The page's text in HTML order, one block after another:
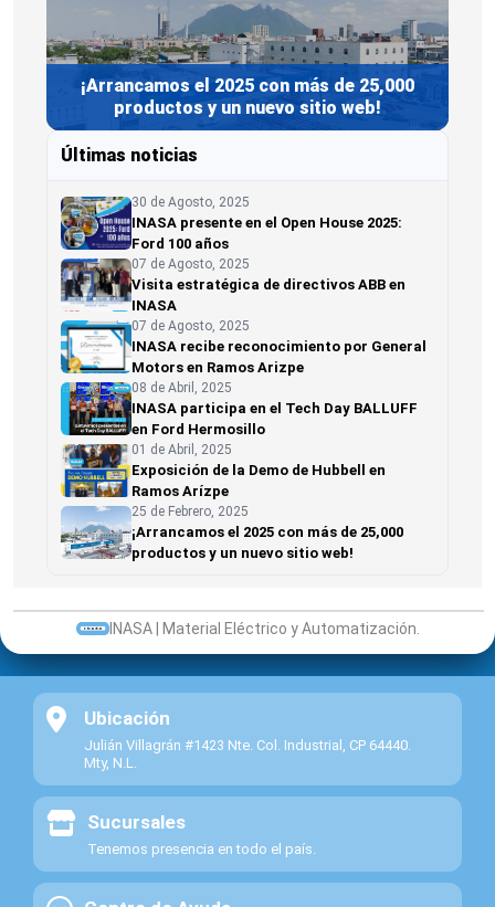
¡Arrancamos el 2025 con más de 25,000
productos y un nuevo sitio web!
Últimas noticias
30 de Agosto, 2025
INASA presente en el Open House 2025:
Ford 100 años
07 de Agosto, 2025
Visita estratégica de directivos ABB en
INASA
07 de Agosto, 2025
INASA recibe reconocimiento por General
Motors en Ramos Arizpe
08 de Abril, 2025
INASA participa en el Tech Day BALLUFF
en Ford Hermosillo
01 de Abril, 2025
Exposición de la Demo de Hubbell en
Ramos Arízpe
25 de Febrero, 2025
¡Arrancamos el 2025 con más de 25,000
productos y un nuevo sitio web!
INASA | Material Eléctrico y Automatización.
Ubicación
Julián Villagrán #1423 Nte. Col. Industrial, CP 64440.
Mty, N.L.
Sucursales
Tenemos presencia en todo el país.